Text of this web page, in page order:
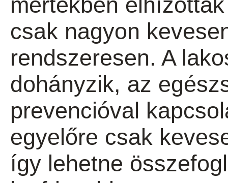
csak nagyon
rendszeresen. A
dohányzik, az
prevencióval
egyelőre csak
így lehetne